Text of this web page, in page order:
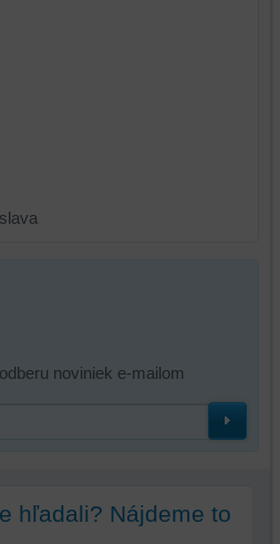
noviniek e-mailom
hľadali? Nájdeme to